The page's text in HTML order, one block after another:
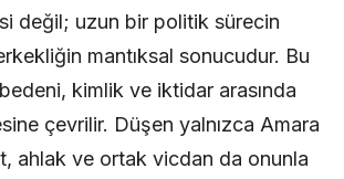
değil; uzun bir politik sürecin
mantıksal sonucudur. Bu
kimlik ve iktidar arasında
çevrilir. Düşen yalnızca Amara
ahlak ve ortak vicdan da onunla